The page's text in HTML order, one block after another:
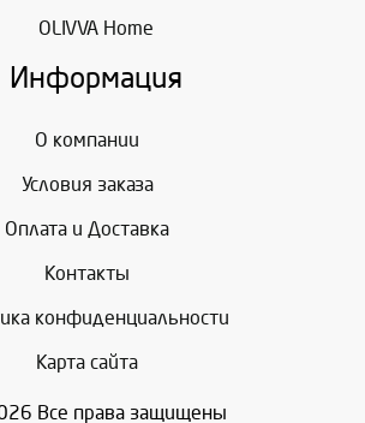
OLIVVA Home
Информация
О компании
Условия заказа
Оплата и Доставка
Контакты
конфиденциальности
Карта сайта
Все права защищены